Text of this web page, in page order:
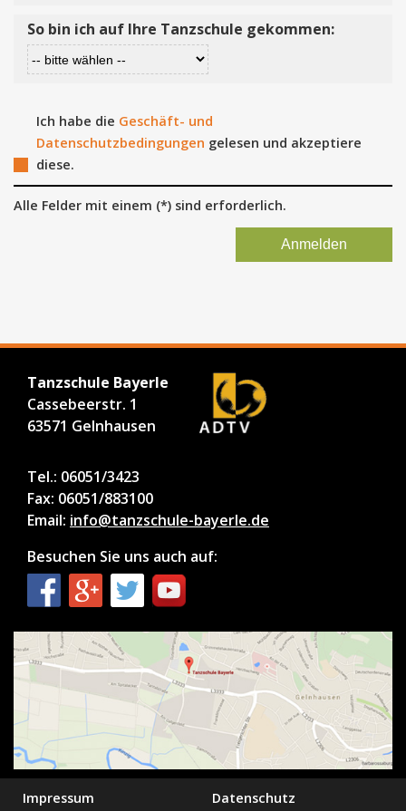
So bin ich auf Ihre Tanzschule gekommen:
Ich habe die Geschäft- und
Datenschutzbedingungen gelesen und akzeptiere
diese.
Alle Felder mit einem (*) sind erforderlich.
Tanzschule Bayerle
Cassebeerstr. 1
63571 Gelnhausen
Tel.: 06051/3423
Fax: 06051/883100
Email: info@tanzschule-bayerle.de
Besuchen Sie uns auch auf:
Impressum Datenschutz